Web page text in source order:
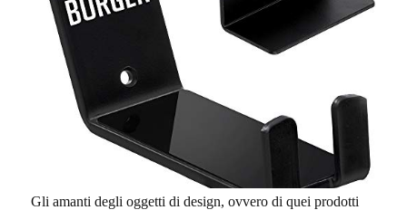
Gli amanti degli oggetti di design, ovvero di quei prodotti